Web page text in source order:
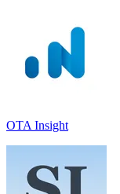
OTA Insight